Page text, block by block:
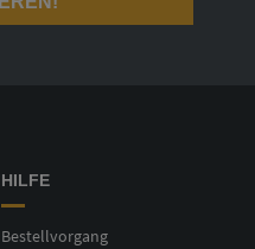
HILFE
Bestellvorgang